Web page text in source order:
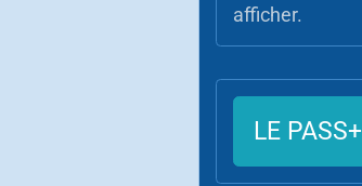
afficher.
LE PASS+